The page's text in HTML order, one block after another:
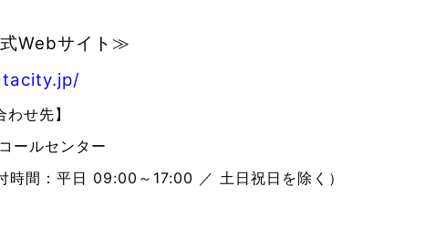
Webサイト≫
せ先】
ールセンター
間：平日 09:00～17:00 ／ 土日祝日を除く）